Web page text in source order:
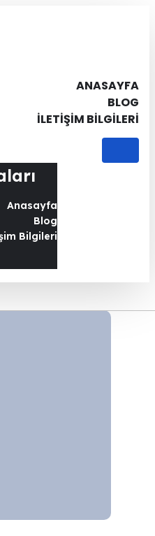
ANASAYFA
BLOG
İLETIŞIM BILGILERI
Anasayfa
Blog
Bilgileri